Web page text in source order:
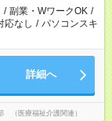
短時間・短期間の就
/ 副業・WワークOK /
応なし / パソコンスキ
詳細へ
（医療福祉介護関連）